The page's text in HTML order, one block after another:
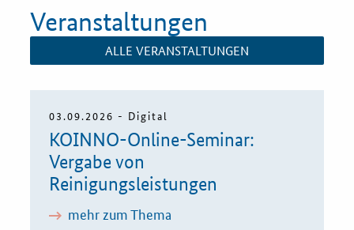
Veranstaltungen
ALLE VERANSTALTUNGEN
03.09.2026 - Digital
KOINNO-Online-Seminar:
Vergabe von
Reinigungsleistungen
mehr zum Thema